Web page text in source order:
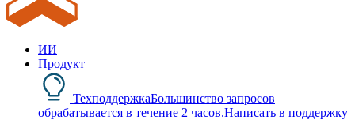
ИИ
Продукт
ТехподдержкаБольшинство запросов
обрабатывается в течение 2 часов.Написать в поддержку